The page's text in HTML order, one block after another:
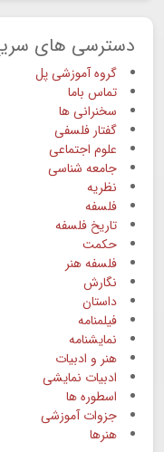
دسترسی های
گروه آموزشی پل
تماس باما
سخنرانی ها
گفتار فلسفی
علوم اجتماعی
جامعه شناسی
نظریه
فلسفه
تاریخ فلسفه
حکمت
فلسفه هنر
نگارش
داستان
فیلمنامه
نمایشنامه
هنر و ادبیات
ادبیات نمایشی
اسطوره ها
جزوات آموزشی
هنرها